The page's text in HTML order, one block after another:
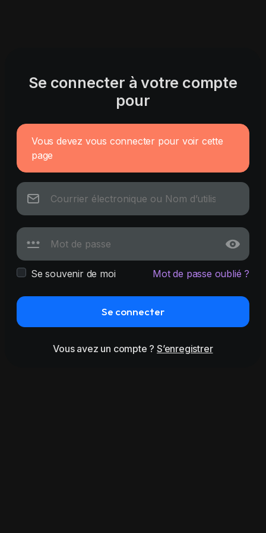
Se connecter à votre compte
pour
Vous devez vous connecter pour voir cette
page
Se souvenir de moi Mot de passe oublié ?
Se connecter
Vous avez un compte ?S’enregistrer